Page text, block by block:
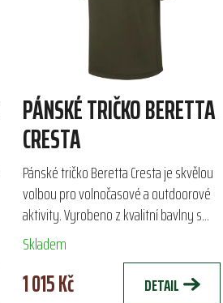
PÁNSKÉ TRIČKO BERETTA
CRESTA
Pánské tričko Beretta Cresta je skvělou
volbou pro volnočasové a outdoorové
aktivity. Vyrobeno z kvalitní bavlny s
gramáží 180 g/m², nabízí pohodlí a styl díky
grafice značky...
Skladem
1 015 Kč DETAIL